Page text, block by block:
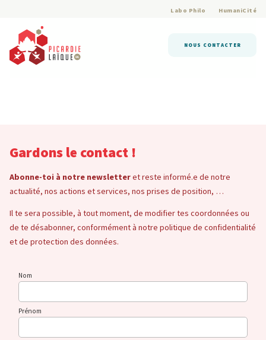
Labo Philo HumaniCité
NOUS CONTACTER
Gardons le contact !
Abonne-toi à notre newsletteret reste informé.e de notre
actualité, nos actions et services, nos prises de position, …
Il te sera possible, à tout moment, de modifier tes coordonnées ou
de te désabonner, conformément à notre politique de confidentialité
et de protection des données.
Nom
Prénom